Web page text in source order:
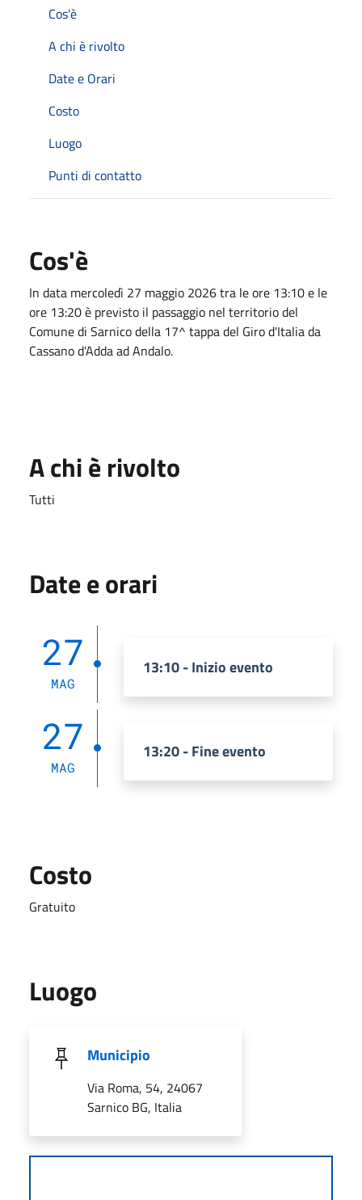
Cos'è
A chi è rivolto
Date e Orari
Costo
Luogo
Punti di contatto
Cos'è
In data mercoledì 27 maggio 2026 tra le ore 13:10 e le
ore 13:20 è previsto il passaggio nel territorio del
Comune di Sarnico della 17^ tappa del Giro d'Italia da
Cassano d'Adda ad Andalo.
A chi è rivolto
Tutti
Date e orari
27
MAG
13:10 - Inizio evento
27
MAG
13:20 - Fine evento
Costo
Gratuito
Luogo
Municipio
Via Roma, 54, 24067
Sarnico BG, Italia